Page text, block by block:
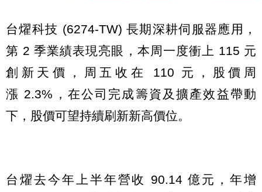
台燿科技 (6274-TW) 長期深耕伺服器應用，
第 2 季業績表現亮眼，本周一度衝上 115 元
創新天價，周五收在 110 元，股價周
漲 2.3%，在公司完成籌資及擴產效益帶動
下，股價可望持續刷新新高價位。
台燿去今年上半年營收 90.14 億元，年增